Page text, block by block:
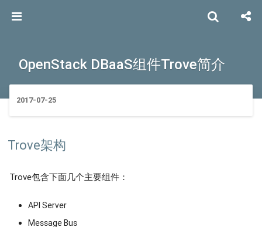
OpenStack DBaaS组件Trove简介
2017-07-25
Trove架构
Trove包含下面几个主要组件：
API Server
Message Bus